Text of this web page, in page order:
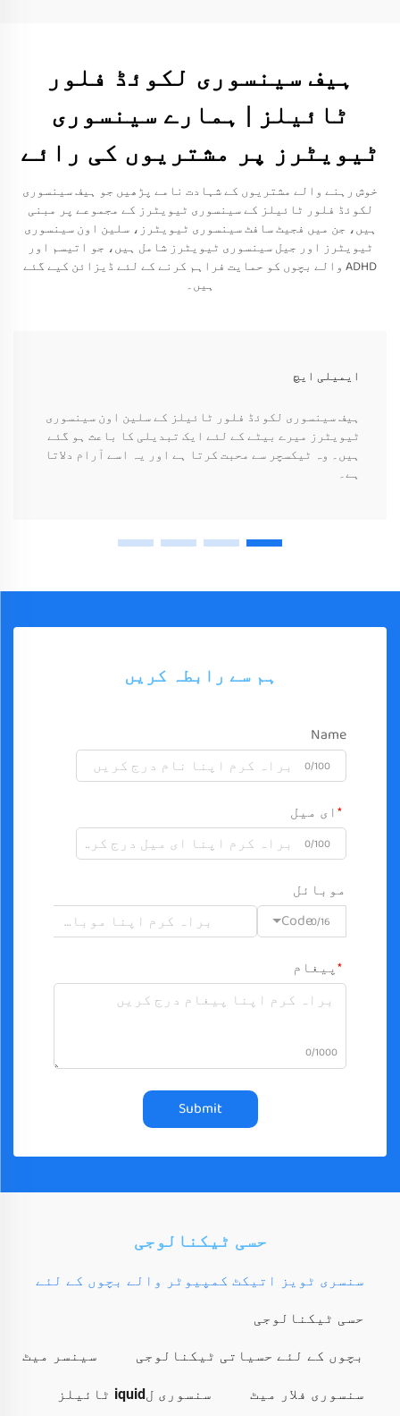
ہیف سینسوری لکوئڈ فلور
ٹائیلز | ہمارے سینسوری
ٹیویٹرز پر مشتریوں کی رائے
خوش رہنے والے مشتریوں کے شہادت نامے پڑھیں جو ہیف سینسوری
لکوئڈ فلور ٹائیلز کے سینسوری ٹیویٹرز کے مجموعے پر مبنی
ہیں، جن میں فجیٹ سافٹ سینسوری ٹیویٹرز، سلین اون سینسوری
ٹیویٹرز اور جیل سینسوری ٹیویٹرز شامل ہیں، جو اتیسم اور
ADHD والے بچوں کو حمایت فراہم کرنے کے لئے ڈیزائن کیے گئے
ہیں۔
ایمیلی ایچ
ہیف سینسوری لکوئڈ فلور ٹائیلز کے سلین اون سینسوری
ٹیویٹرز میرے بیٹے کے لئے ایک تبدیلی کا باعث ہو گئے
ہیں۔ وہ ٹیکسچر سے محبت کرتا ہے اور یہ اسے آرام دلاتا
ہے۔
ہم سے رابطہ کریں
Name
0/100
ای میل
0/100
موبائل
Code0/16
پیغام
0/1000
Submit
حسی ٹیکنالوجی
سنسری ٹویز اتیکٹ کمپیوٹر والے بچوں کے لئے
حسی ٹیکنالوجی
بچوں کے لئے حسیاتی ٹیکنالوجی سینسر میٹ
سنسوری فلار میٹ سنسوری لiquid ٹائیلز